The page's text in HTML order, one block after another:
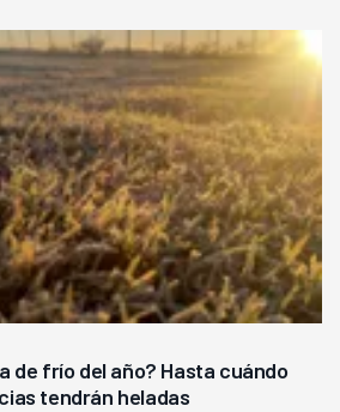
de frío del año? Hasta cuándo
tendrán heladas